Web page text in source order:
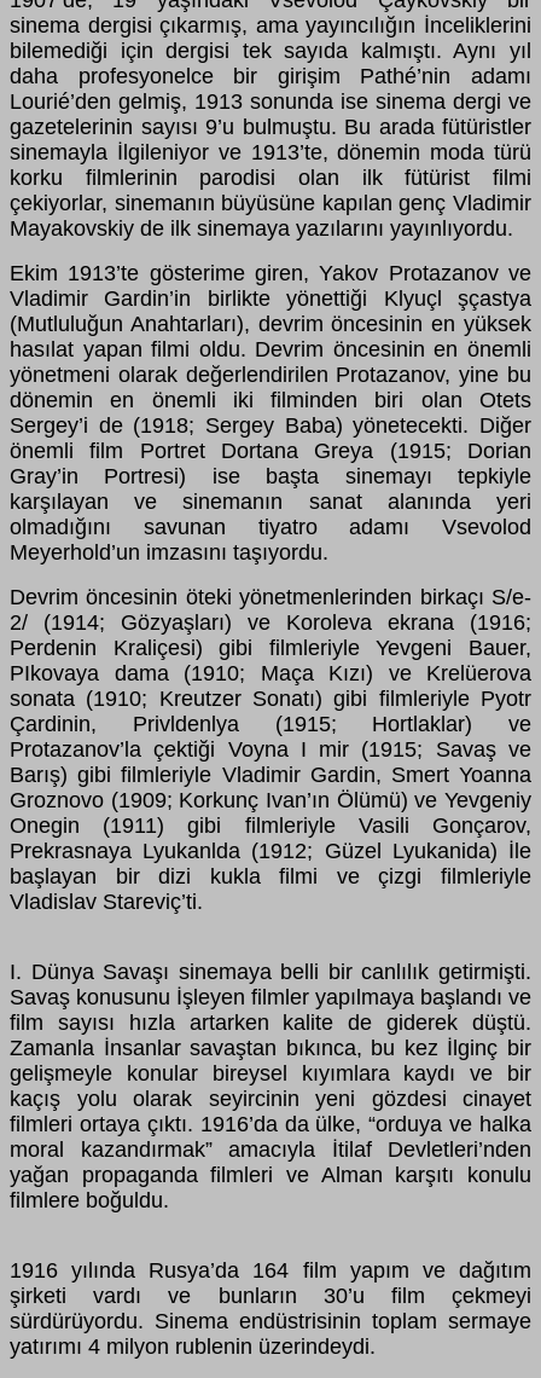
sinema dergisi çıkarmış, ama yayıncılığın İnceliklerini
bilemediği için dergisi tek sayıda kalmıştı. Aynı yıl
daha profesyonelce bir girişim Pathé’nin adamı
Lourié’den gelmiş, 1913 sonunda ise sinema dergi ve
gazetelerinin sayısı 9’u bulmuştu. Bu arada fütüristler
sinemayla İlgileniyor ve 1913’te, dönemin moda türü
korku filmlerinin parodisi olan ilk fütürist filmi
çekiyorlar, sinemanın büyüsüne kapılan genç Vladimir
Mayakovskiy de ilk sinemaya yazılarını yayınlıyordu.
Ekim 1913’te gösterime giren, Yakov Protazanov ve
Vladimir Gardin’in birlikte yönettiği Klyuçl şçastya
(Mutluluğun Anahtarları), devrim öncesinin en yüksek
hasılat yapan filmi oldu. Devrim öncesinin en önemli
yönetmeni olarak değerlendirilen Protazanov, yine bu
dönemin en önemli iki filminden biri olan Otets
Sergey’i de (1918; Sergey Baba) yönetecekti. Diğer
önemli film Portret Dortana Greya (1915; Dorian
Gray’in Portresi) ise başta sinemayı tepkiyle
karşılayan ve sinemanın sanat alanında yeri
olmadığını savunan tiyatro adamı Vsevolod
Meyerhold’un imzasını taşıyordu.
Devrim öncesinin öteki yönetmenlerinden birkaçı S/e-
2/ (1914; Gözyaşları) ve Koroleva ekrana (1916;
Perdenin Kraliçesi) gibi filmleriyle Yevgeni Bauer,
PIkovaya dama (1910; Maça Kızı) ve Krelüerova
sonata (1910; Kreutzer Sonatı) gibi filmleriyle Pyotr
Çardinin, Privldenlya (1915; Hortlaklar) ve
Protazanov’la çektiği Voyna I mir (1915; Savaş ve
Barış) gibi filmleriyle Vladimir Gardin, Smert Yoanna
Groznovo (1909; Korkunç Ivan’ın Ölümü) ve Yevgeniy
Onegin (1911) gibi filmleriyle Vasili Gonçarov,
Prekrasnaya Lyukanlda (1912; Güzel Lyukanida) İle
başlayan bir dizi kukla filmi ve çizgi filmleriyle
Vladislav Stareviç’ti.
I. Dünya Savaşı sinemaya belli bir canlılık getirmişti.
Savaş konusunu İşleyen filmler yapılmaya başlandı ve
film sayısı hızla artarken kalite de giderek düştü.
Zamanla İnsanlar savaştan bıkınca, bu kez İlginç bir
gelişmeyle konular bireysel kıyımlara kaydı ve bir
kaçış yolu olarak seyircinin yeni gözdesi cinayet
filmleri ortaya çıktı. 1916’da da ülke, “orduya ve halka
moral kazandırmak” amacıyla İtilaf Devletleri’nden
yağan propaganda filmleri ve Alman karşıtı konulu
filmlere boğuldu.
1916 yılında Rusya’da 164 film yapım ve dağıtım
şirketi vardı ve bunların 30’u film çekmeyi
sürdürüyordu. Sinema endüstrisinin toplam sermaye
yatırımı 4 milyon rublenin üzerindeydi.